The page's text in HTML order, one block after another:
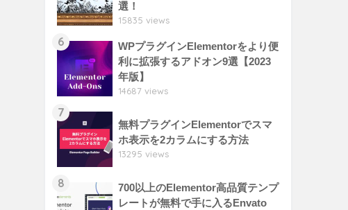
選！
15835 views
6
WPプラグインElementorをより便
利に拡張するアドオン9選【2023
年版】
14687 views
7
無料プラグインElementorでスマ
ホ表示を2カラムにする方法
13295 views
8
700以上のElementor高品質テンプ
レートが無料で手に入るEnvato